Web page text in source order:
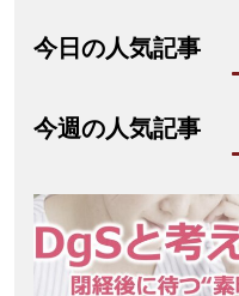
今日の人気記事
今週の人気記事